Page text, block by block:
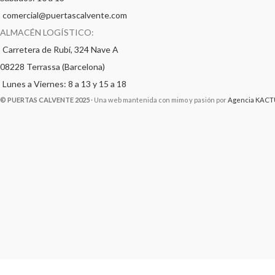
comercial@puertascalvente.com
ALMACÉN LOGÍSTICO:
Carretera de Rubí, 324 Nave A
08228 Terrassa (Barcelona)
Lunes a Viernes: 8 a 13 y 15 a 18
© PUERTAS CALVENTE 2025 · Una web mantenida con mimo y pasión por Agencia